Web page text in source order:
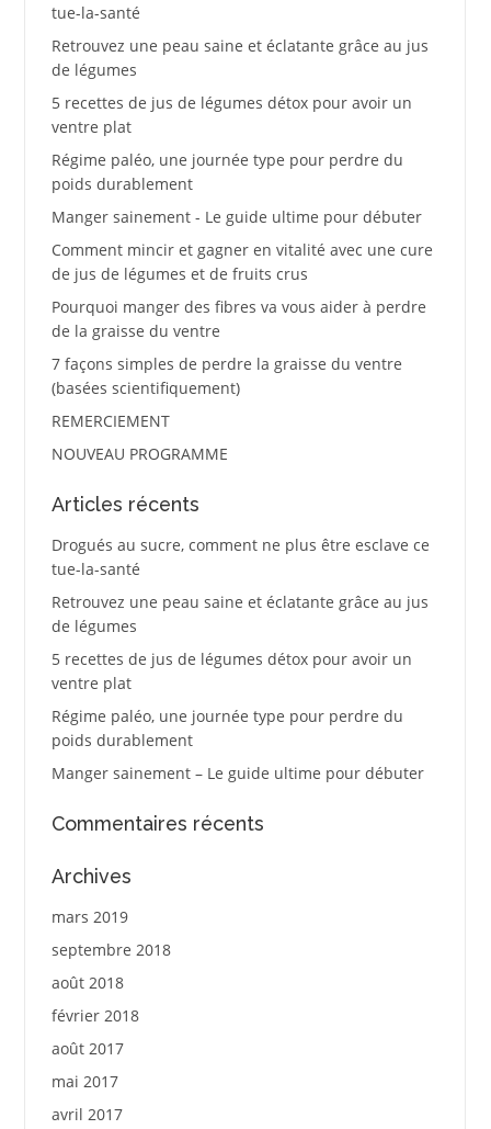
tue-la-santé
Retrouvez une peau saine et éclatante grâce au jus
de légumes
5 recettes de jus de légumes détox pour avoir un
ventre plat
Régime paléo, une journée type pour perdre du
poids durablement
Manger sainement - Le guide ultime pour débuter
Comment mincir et gagner en vitalité avec une cure
de jus de légumes et de fruits crus
Pourquoi manger des fibres va vous aider à perdre
de la graisse du ventre
7 façons simples de perdre la graisse du ventre
(basées scientifiquement)
REMERCIEMENT
NOUVEAU PROGRAMME
Articles récents
Drogués au sucre, comment ne plus être esclave ce
tue-la-santé
Retrouvez une peau saine et éclatante grâce au jus
de légumes
5 recettes de jus de légumes détox pour avoir un
ventre plat
Régime paléo, une journée type pour perdre du
poids durablement
Manger sainement – Le guide ultime pour débuter
Commentaires récents
Archives
mars 2019
septembre 2018
août 2018
février 2018
août 2017
mai 2017
avril 2017